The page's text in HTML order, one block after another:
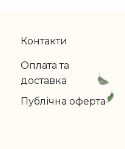
Контакти
Оплата та
доставка
Публічна оферта